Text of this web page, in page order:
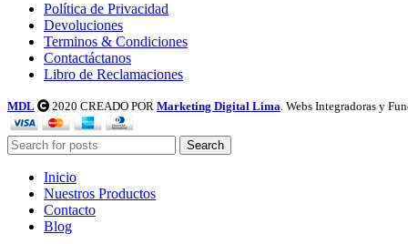
Política de Privacidad
Devoluciones
Terminos & Condiciones
Contactáctanos
Libro de Reclamaciones
MDL 2020 CREADO POR Marketing Digital Lima. Webs Integradoras y
Search
Inicio
Nuestros Productos
Contacto
Blog